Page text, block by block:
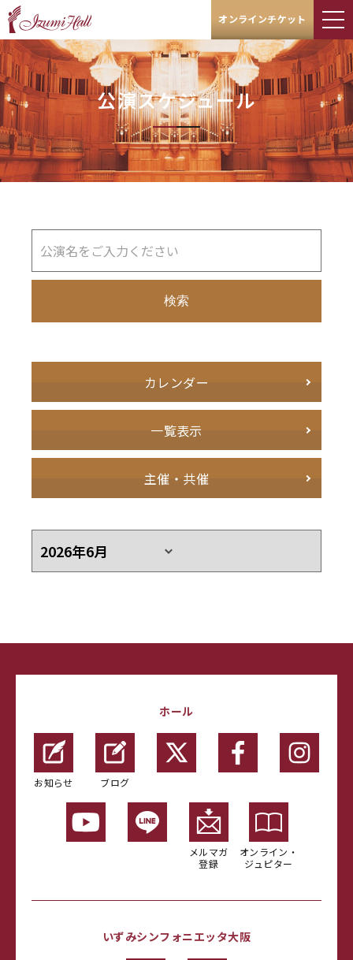
オンラインチケット
公演スケジュール
検索
カレンダー
一覧表示
主催・共催
ホール
お知らせ ブログ
メルマガ
登録
オンライン・
ジュピター
いずみシンフォニエッタ大阪